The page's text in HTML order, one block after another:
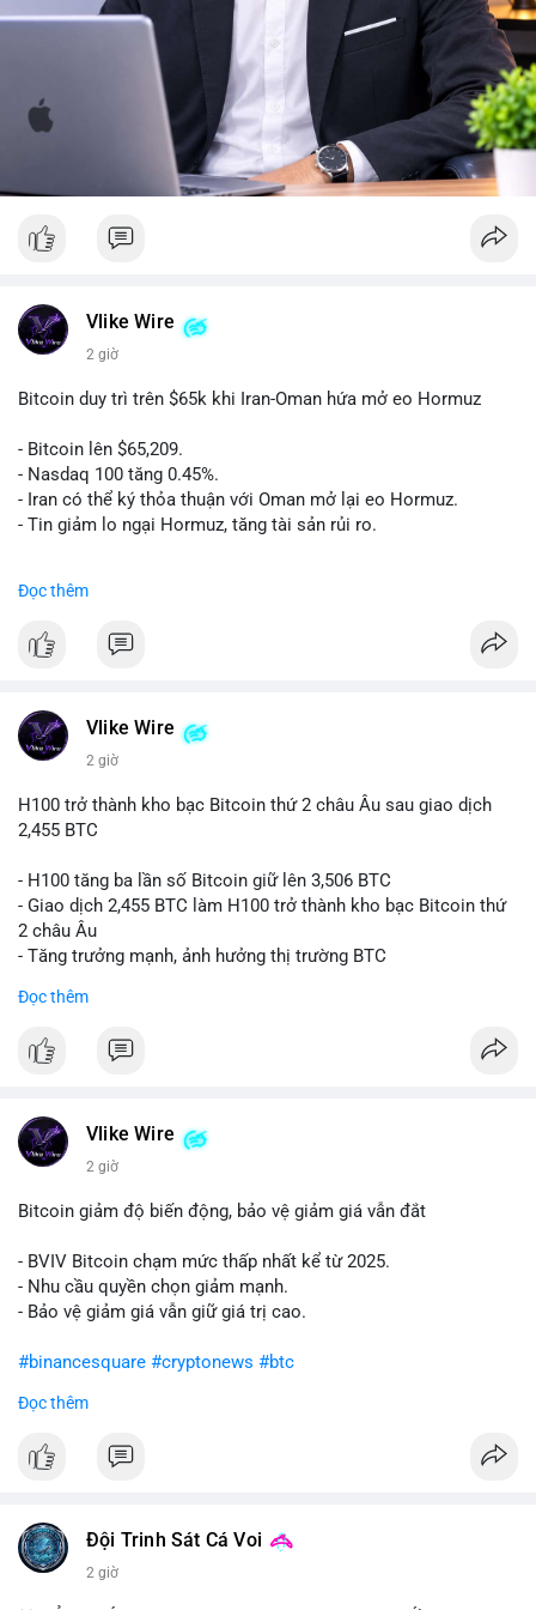
Vlike Wire
2 giờ
Bitcoin duy trì trên $65k khi Iran-Oman hứa mở eo Hormuz
- Bitcoin lên $65,209.
- Nasdaq 100 tăng 0.45%.
- Iran có thể ký thỏa thuận với Oman mở lại eo Hormuz.
- Tin giảm lo ngại Hormuz, tăng tài sản rủi ro.
📰 Nguồn: CoinDesk
Đọc thêm
Vlike Wire
2 giờ
H100 trở thành kho bạc Bitcoin thứ 2 châu Âu sau giao dịch
2,455 BTC
- H100 tăng ba lần số Bitcoin giữ lên 3,506 BTC
- Giao dịch 2,455 BTC làm H100 trở thành kho bạc Bitcoin thứ
2 châu Âu
- Tăng trưởng mạnh, ảnh hưởng thị trường BTC
#binancesquare
$btc
📰 Nguồn: Cointelegraph
Đọc thêm
Vlike Wire
2 giờ
Bitcoin giảm độ biến động, bảo vệ giảm giá vẫn đắt
- BVIV Bitcoin chạm mức thấp nhất kể từ 2025.
- Nhu cầu quyền chọn giảm mạnh.
- Bảo vệ giảm giá vẫn giữ giá trị cao.
#binancesquare #cryptonews #btc
$btc
#vlikevn #titanbot
Đọc thêm
Đội Trinh Sát Cá Voi
2 giờ